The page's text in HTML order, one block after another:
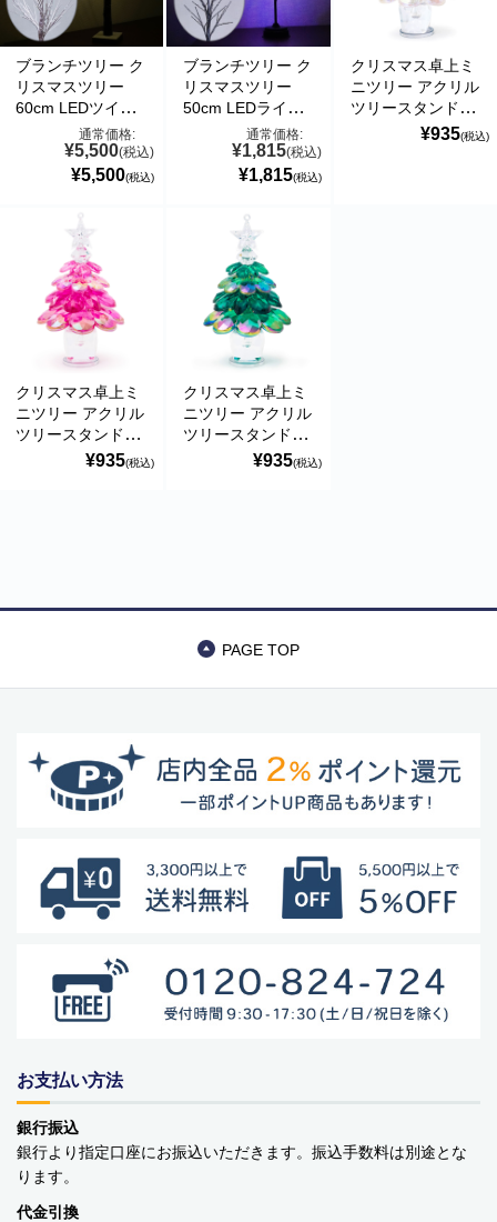
ブランチツリー ク
リスマスツリー
60cm LEDツイン
クルライト 40球
通常価格:
¥5,500(税込)
¥5,500(税込)
ブランチツリー ク
リスマスツリー
50cm LEDライト
通常価格:
¥1,815(税込)
¥1,815(税込)
クリスマス卓上ミ
ニツリー アクリル
ツリースタンド(ク
リアー) 高さ12cm
¥935(税込)
クリスマス卓上ミ
ニツリー アクリル
ツリースタンド(ピ
ンク) 高さ12cm 北
¥935(税込)
クリスマス卓上ミ
ニツリー アクリル
ツリースタンド(グ
リーン) 高さ12cm
¥935(税込)
商品カテゴリー
食品
ペットフード・グッズ
日用品・雑貨
美容
アパレル
アウトドア
防災用品・保存食品
ガーデニング
おもちゃ・ホビー
ベビーおもちゃ・子供用品
PAGE TOP
お支払い方法
銀行振込
銀行より指定口座にお振込いただきます。振込手数料は別途とな
ります。
代金引換